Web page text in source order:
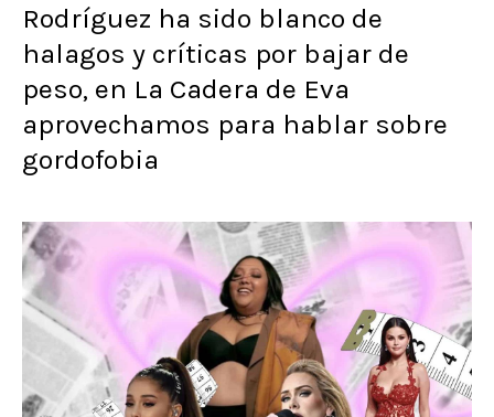
Rodríguez ha sido blanco de
halagos y críticas por bajar de
peso, en La Cadera de Eva
aprovechamos para hablar sobre
gordofobia